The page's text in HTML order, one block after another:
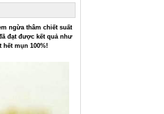
ngừa thâm chiết suất
đạt được kết quả như
mụn 100%!